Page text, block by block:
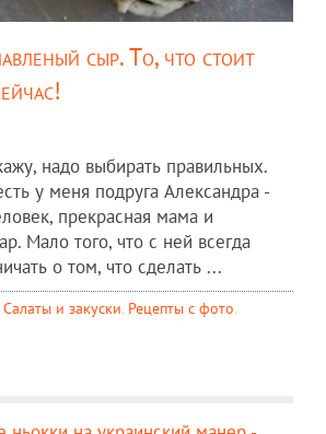
сыр. То, что стоит
надо выбирать правильных.
у меня подруга Александра -
прекрасная мама и
Мало того, что с ней всегда
о том, что сделать ...
Салаты и закуски, Рецепты c фото,